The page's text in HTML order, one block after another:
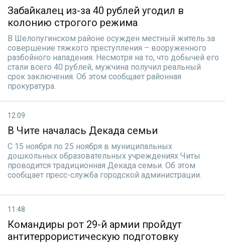
Забайкалец из-за 40 рублей угодил в
колонию строгого режима
В Шелопугинском районе осужден местный житель за
совершение тяжкого преступления – вооруженного
разбойного нападения. Несмотря на то, что добычей его
стали всего 40 рублей, мужчина получил реальный
срок заключения. Об этом сообщает районная
прокуратура.
12:09
В Чите началась Декада семьи
С 15 ноября по 25 ноября в муниципальных
дошкольных образовательных учреждениях Читы
проводится традиционная Декада семьи. Об этом
сообщает пресс-служба городской администрации.
11:48
Командиры рот 29-й армии пройдут
антитеррористическую подготовку